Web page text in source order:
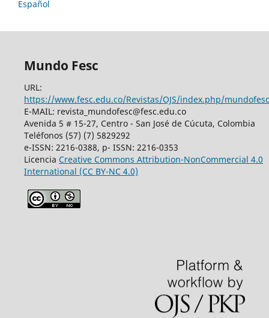
Español
Mundo Fesc
URL:
https://www.fesc.edu.co/Revistas/OJS/index.php/mundofesc
E-MAIL: revista_mundofesc@fesc.edu.co
Avenida 5 # 15-27, Centro - San José de Cúcuta, Colombia
Teléfonos (57) (7) 5829292
e-ISSN: 2216-0388, p- ISSN: 2216-0353
Licencia Creative Commons Attribution-NonCommercial 4.0
International (CC BY-NC 4.0)